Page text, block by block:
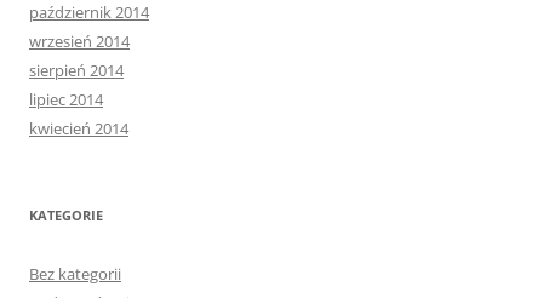
październik 2014
wrzesień 2014
sierpień 2014
lipiec 2014
kwiecień 2014
KATEGORIE
Bez kategorii